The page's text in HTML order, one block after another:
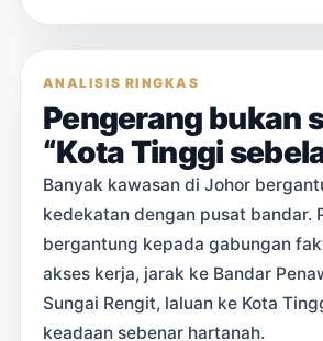
ANALISIS RINGKAS
Pengerang bukan
“Kota Tinggi
Banyak kawasan di Johor
kedekatan dengan pusat bandar.
bergantung kepada gabungan
akses kerja, jarak ke Bandar
Sungai Rengit, laluan ke Kota
keadaan sebenar hartanah.